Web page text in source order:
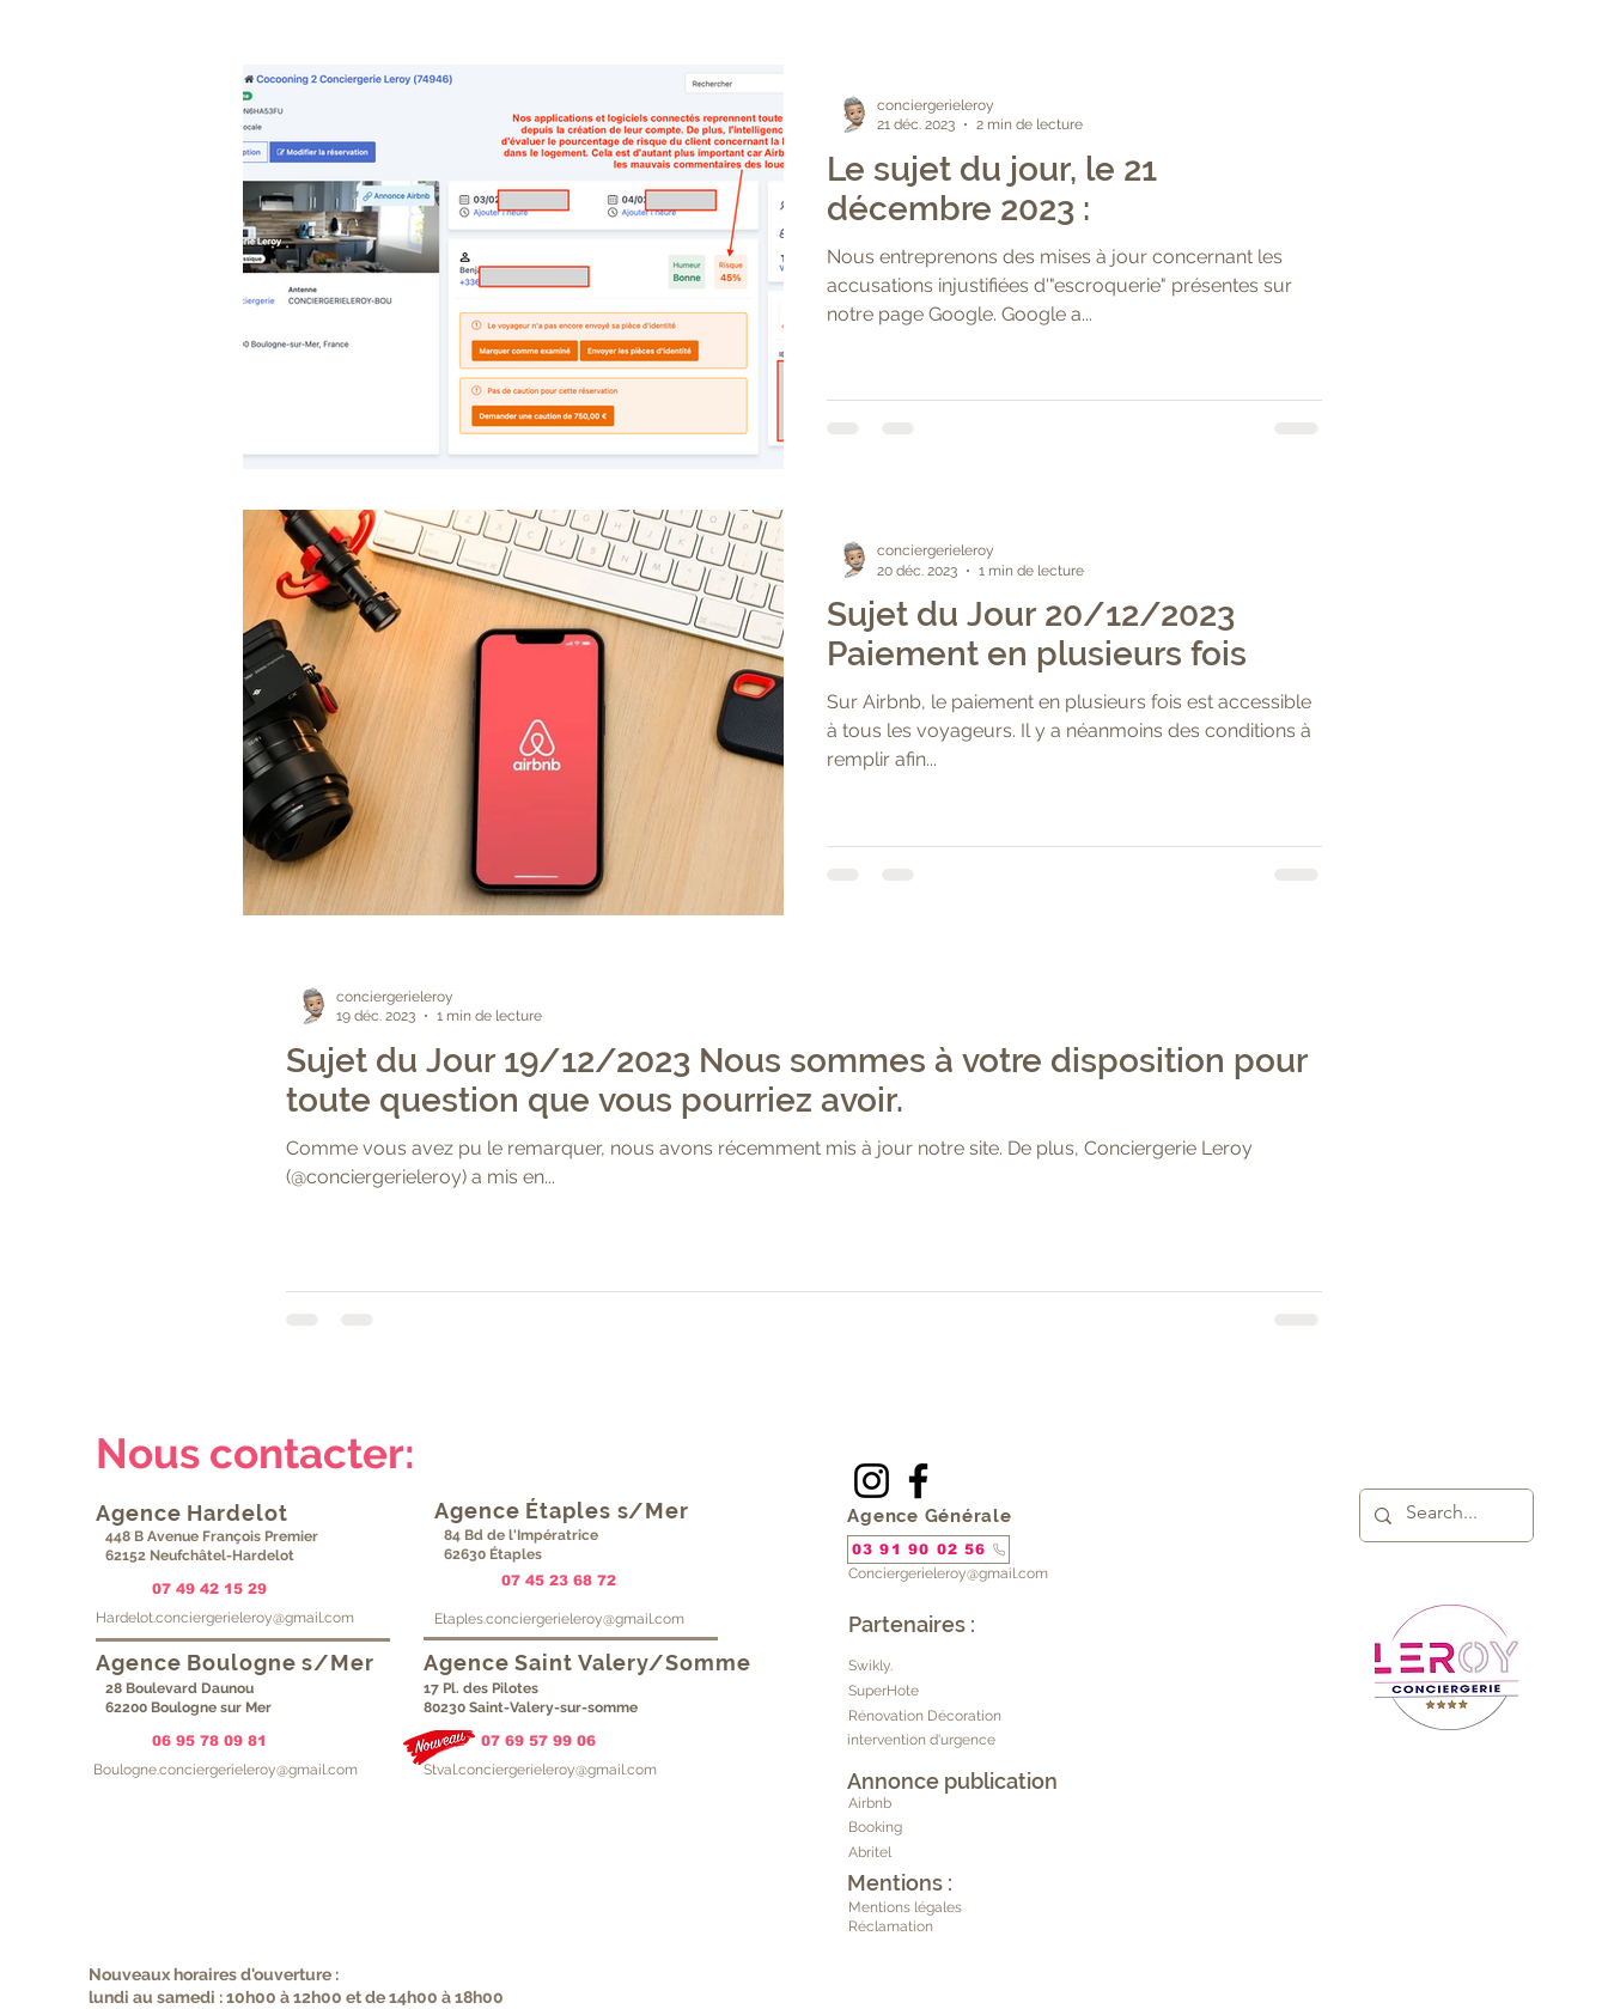
Le sujet du jour, le 21
décembre 2023 :
Nous entreprenons des mises à jour concernant les
accusations injustifiées d'"escroquerie" présentes sur
notre page Google. Google a...
conciergerieleroy
21 déc. 2023
2 min de lecture
Sujet du Jour 20/12/2023
Paiement en plusieurs fois
Sur Airbnb, le paiement en plusieurs fois est accessible
à tous les voyageurs. Il y a néanmoins des conditions à
remplir afin...
conciergerieleroy
20 déc. 2023
1 min de lecture
Sujet du Jour 19/12/2023 Nous sommes à votre disposition pour
toute question que vous pourriez avoir.
Comme vous avez pu le remarquer, nous avons récemment mis à jour notre site. De plus, Conciergerie Leroy
(@conciergerieleroy) a mis en...
conciergerieleroy
19 déc. 2023
1 min de lecture
Nous contacter:
Agence Hardelot Agence Étaples s/Mer
448 B Avenue François Premier
62152 Neufchâtel-Hardelot
07 49 42 15 29
Hardelot.conciergerieleroy@gmail.com
07 45 23 68 72
84 Bd de l'Impératrice
62630 Étaples
Etaples.conciergerieleroy@gmail.com
Agence Boulogne s/Mer Agence Saint Valery/Somme
28 Boulevard Daunou
62200 Boulogne sur Mer
17 Pl. des Pilotes
80230 Saint-Valery-sur-somme
Boulogne.conciergerieleroy@gmail.com
06 95 78 09 81
Stval.conciergerieleroy@gmail.com
07 69 57 99 06
Nouveaux horaires d'ouverture :
lundi au samedi : 10h00 à 12h00 et de 14h00 à 18h00
Agence Générale
03 91 90 02 56
Conciergerieleroy@gmail.com
Partenaires :
Swikly.
SuperHote
Rénovation Décoration
intervention d'urgence
Airbnb
Booking
Annonce publication
Abritel
Mentions :
Mentions légales
Réclamation